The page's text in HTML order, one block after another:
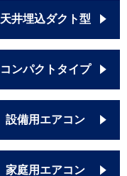
天井埋込ダクト型
コンパクトタイプ
設備用エアコン
家庭用エアコン